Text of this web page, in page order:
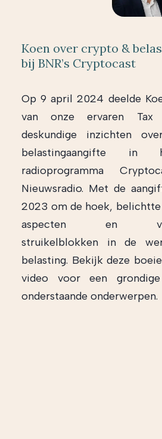
Koen over crypto &
bij BNR’s Cryptocast
Op 9 april 2024 deelde
van onze ervaren Tax
deskundige inzichten
belastingaangifte in
radioprogramma
Nieuwsradio. Met de
2023 om de hoek, belichtte
aspecten en
struikelblokken in de
belasting. Bekijk deze
video voor een
onderstaande onderwerpen.